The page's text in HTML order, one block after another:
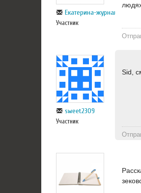
Екатерина-журналист
Участник
sweet2309
Участник
Sid,